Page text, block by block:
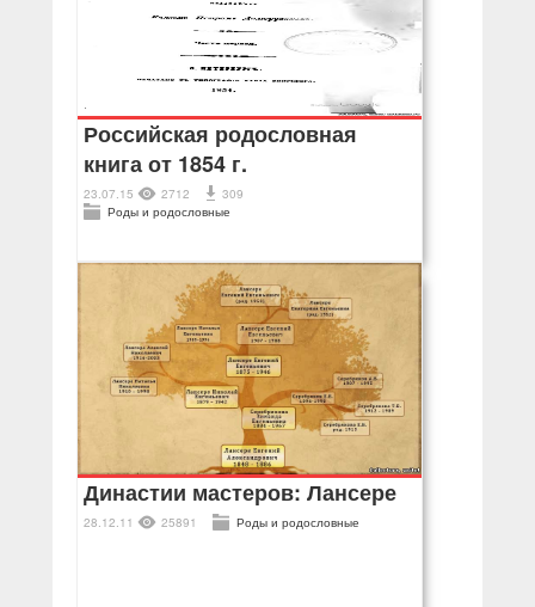
Российская родословная
книга от 1854 г.
23.07.15 2712
309
Роды и родословные
Династии мастеров: Лансере
28.12.11 25891 Роды и родословные